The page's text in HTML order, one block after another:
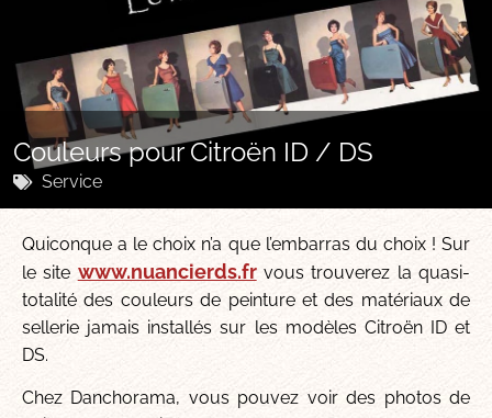
Couleurs pour Citroën ID / DS
Service
Quiconque a le choix n’a que l’embarras du choix ! Sur
le site www.nuancierds.frvous trouverez la quasi-
totalité des couleurs de peinture et des matériaux de
sellerie jamais installés sur les modèles Citroën ID et
DS.
Chez Danchorama, vous pouvez voir des photos de